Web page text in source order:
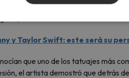
y Taylor Swift: este será su
que uno de los tatuajes más
el artista demostró que detrás